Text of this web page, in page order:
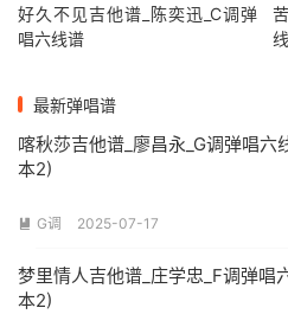
好久不见吉他谱_陈奕迅_C调弹
唱六线谱
最新弹唱谱
喀秋莎吉他谱_廖昌永_G调弹唱六
本2)
 G调 2025-07-17
梦里情人吉他谱_庄学忠_F调弹唱
本2)